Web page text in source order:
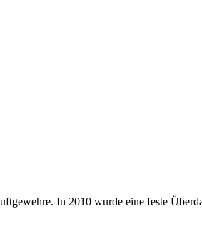
In 2010 wurde eine feste